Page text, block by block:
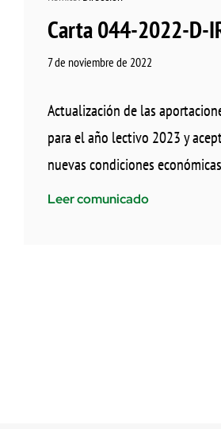
Carta 044-2022-D-
7 de noviembre de 2022
Actualización de las
para el año lectivo 2023 y
nuevas condiciones económicas
Leer comunicado